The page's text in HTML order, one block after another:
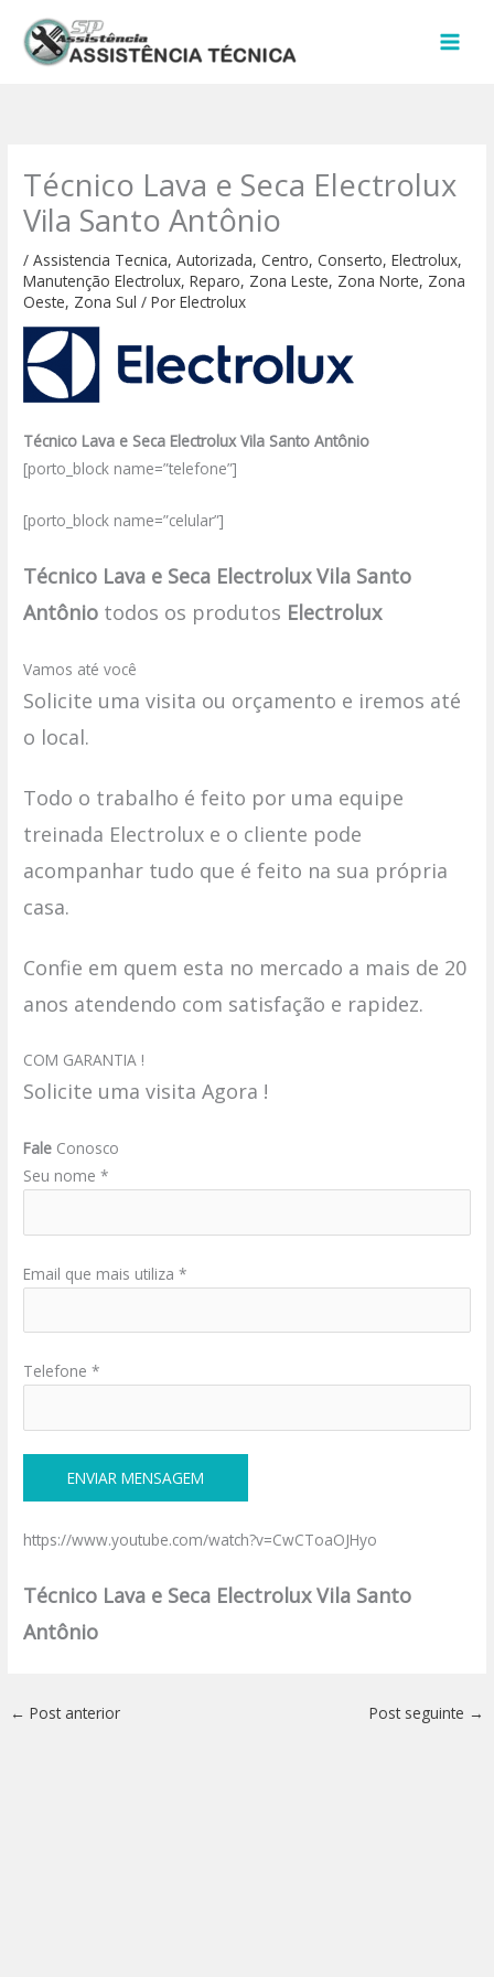
para
Técnico Lava e Seca Electrolux
Vila Santo Antônio
/Assistencia Tecnica,Autorizada,Centro,Conserto,Electrolux,
Manutenção Electrolux,Reparo, Zona Leste, Zona Norte, Zona
Oeste, Zona Sul / PorElectrolux
Técnico Lava e Seca Electrolux Vila Santo Antônio
[porto_block name=”telefone”]
[porto_block name=”celular”]
Técnico Lava e Seca Electrolux Vila Santo
Antônio todos os produtos Electrolux
Vamos até você
Solicite uma visita ou orçamento e iremos até
o local.
Todo o trabalho é feito por uma equipe
treinada Electrolux e o cliente pode
acompanhar tudo que é feito na sua própria
casa.
Confie em quem esta no mercado a mais de 20
anos atendendo com satisfação e rapidez.
COM GARANTIA !
Solicite uma visita Agora !
Fale Conosco
Seu nome *
Email que mais utiliza *
Telefone *
https://www.youtube.com/watch?v=CwCToaOJHyo
Técnico Lava e Seca Electrolux Vila Santo
Antônio
← Post anterior Post seguinte →